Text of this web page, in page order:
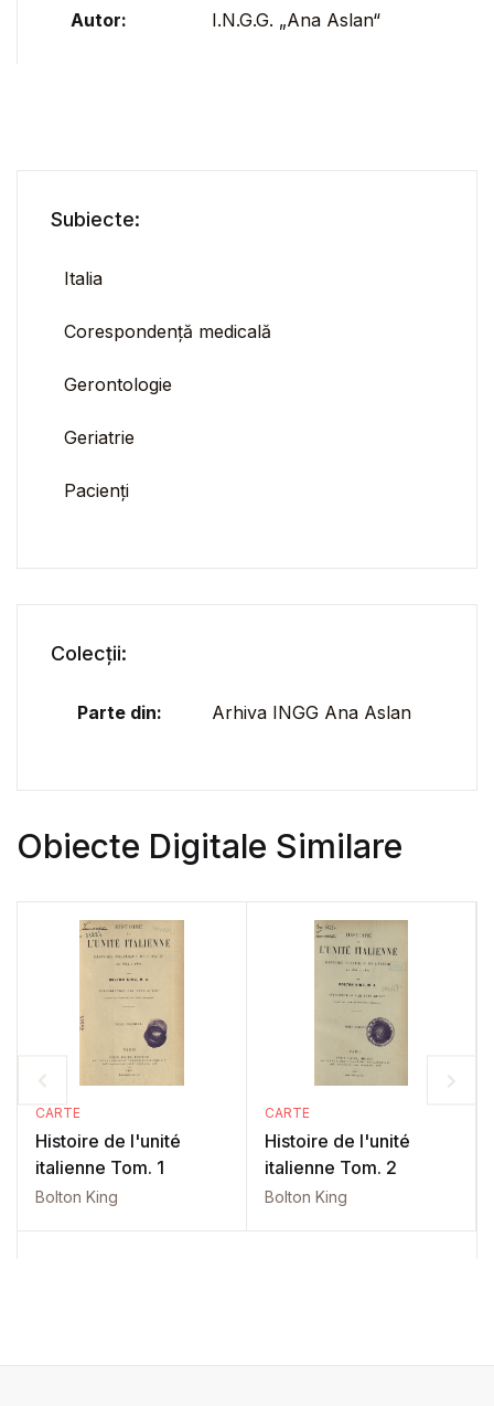
Autor: I.N.G.G. „Ana Aslan“
Subiecte:
Italia
Corespondență medicală
Gerontologie
Geriatrie
Pacienți
Colecții:
Parte din: Arhiva INGG Ana Aslan
Obiecte Digitale Similare
CARTE
Histoire de l'unité
italienne Tom. 1
Bolton King
CARTE
Histoire de l'unité
italienne Tom. 2
Bolton King